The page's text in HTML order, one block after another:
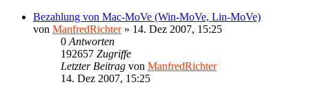
Bezahlung von Mac-MoVe (Win-MoVe, Lin-MoVe)
von ManfredRichter» 14. Dez 2007, 15:25
0 Antworten
192657 Zugriffe
Letzter Beitrag von ManfredRichter
14. Dez 2007, 15:25